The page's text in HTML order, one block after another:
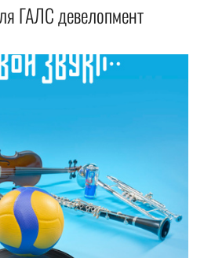
ГАЛС девелопмент